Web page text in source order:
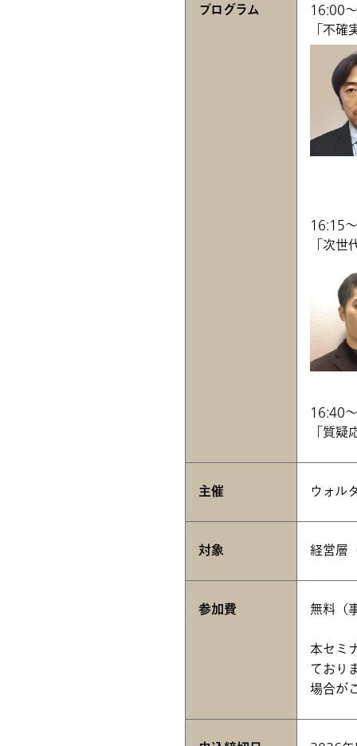
プログラム
16:00
「不
16:15
「次
16:40
「質疑
主催 ウォル
対象 経営層
参加費 無料（
本セミ
ており
場合が